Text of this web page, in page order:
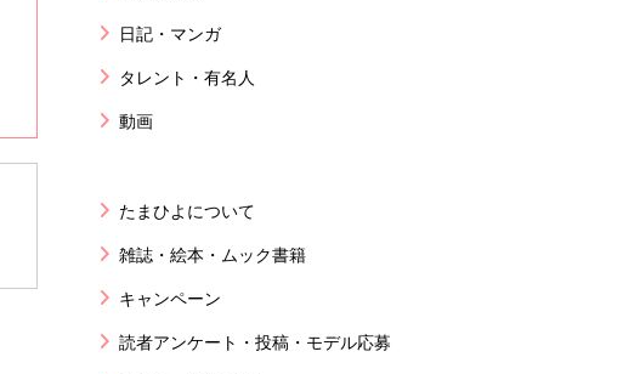
日記・マンガ
タレント・有名人
動画
たまひよについて
雑誌・絵本・ムック書籍
キャンペーン
読者アンケート・投稿・モデル応募